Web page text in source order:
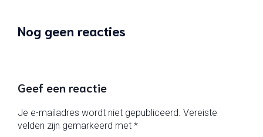
Nog geen reacties
Geef een reactie
Je e-mailadres wordt niet gepubliceerd. Vereiste
velden zijn gemarkeerd met *